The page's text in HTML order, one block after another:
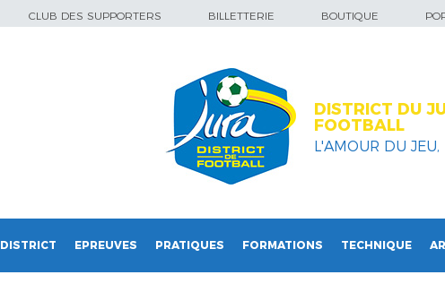
CLUB DES SUPPORTERS BILLETTERIE BOUTIQUE
DISTRICT DU
FOOTBALL
L'AMOUR DU JEU,
DISTRICT EPREUVES PRATIQUES FORMATIONS TECHNIQUE